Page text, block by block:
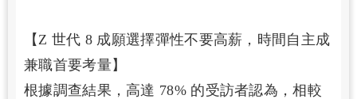
【Z 世代 8 成願選擇彈性不要高薪，時間自主成
兼職首要考量】
根據調查結果，高達 78% 的受訪者認為，相較